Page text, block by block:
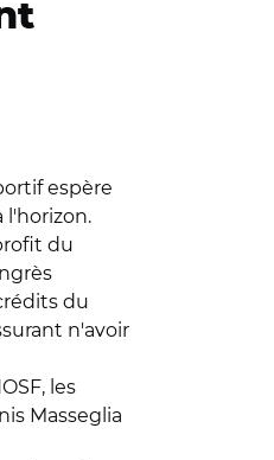
espère
l'horizon.
du
du
n'avoir
les
Masseglia